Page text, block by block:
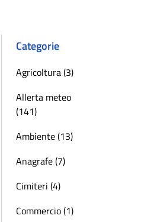
Categorie
Agricoltura (3)
Allerta meteo
(141)
Ambiente (13)
Anagrafe (7)
Cimiteri (4)
Commercio (1)